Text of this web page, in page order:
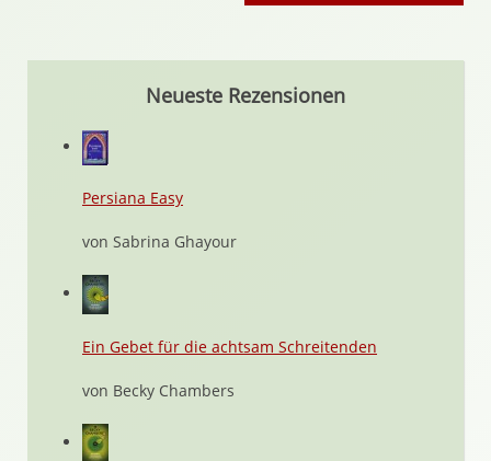
Neueste Rezensionen
Persiana Easy
von Sabrina Ghayour
Ein Gebet für die achtsam Schreitenden
von Becky Chambers